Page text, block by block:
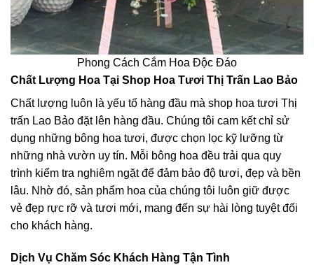
Phong Cách Cắm Hoa Độc Đáo
Chất Lượng Hoa Tại Shop Hoa Tươi Thị Trấn Lao Bảo
Chất lượng luôn là yếu tố hàng đầu mà shop hoa tươi Thị
trấn Lao Bảo đặt lên hàng đầu. Chúng tôi cam kết chỉ sử
dụng những bông hoa tươi, được chọn lọc kỹ lưỡng từ
những nhà vườn uy tín. Mỗi bông hoa đều trải qua quy
trình kiểm tra nghiêm ngặt để đảm bảo độ tươi, đẹp và bền
lâu. Nhờ đó, sản phẩm hoa của chúng tôi luôn giữ được
vẻ đẹp rực rỡ và tươi mới, mang đến sự hài lòng tuyệt đối
cho khách hàng.
Dịch Vụ Chăm Sóc Khách Hàng Tận Tình